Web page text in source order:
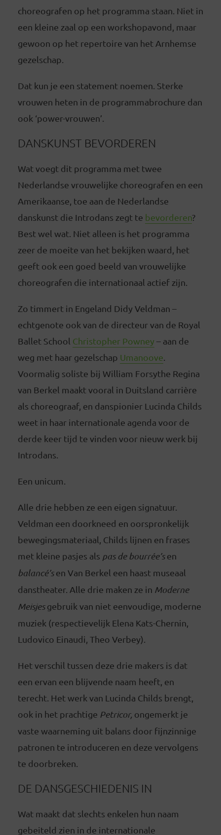
choreografen op het programma staan. Niet in
een kleine zaal op een workshopavond, maar
gewoon op het repertoire van het Arnhemse
gezelschap.
Dat kun je een statement noemen. Sterke
vrouwen heten in de programmabrochure dan
ook ‘power-vrouwen’.
DANSKUNST BEVORDEREN
Wat voegt dit programma met twee
Nederlandse vrouwelijke choreografen en een
Amerikaanse, toe aan de Nederlandse
danskunst die Introdans zegt te bevorderen?
Best wel wat. Niet alleen is het programma
zeer de moeite van het bekijken waard, het
geeft ook een goed beeld van vrouwelijke
choreografen die internationaal actief zijn.
Zo timmert in Engeland Didy Veldman –
echtgenote ook van de directeur van de Royal
Ballet School Christopher Powney– aan de
weg met haar gezelschap Umanoove
Voormalig soliste bij William Forsythe Regina
van Berkel maakt vooral in Duitsland carrière
als choreograaf, en danspionier Lucinda Childs
weet in haar internationale agenda voor de
derde keer tijd te vinden voor nieuw werk bij
Introdans.
Een unicum.
Alle drie hebben ze een eigen signatuur.
Veldman een doorkneed en oorspronkelijk
bewegingsmateriaal, Childs lijnen en frases
met kleine pasjes als pas de bourrée’sen
balancé’sen Van Berkel een haast museaal
danstheater. Alle drie maken ze in Moderne
Meisjesgebruik van niet eenvoudige, moderne
muziek (respectievelijk Elena Kats-Chernin,
Ludovico Einaudi, Theo Verbey).
Het verschil tussen deze drie makers is dat
een ervan een blijvende naam heeft, en
terecht. Het werk van Lucinda Childs brengt,
ook in het prachtige Petricor, ongemerkt je
vaste waarneming uit balans door fijnzinnige
patronen te introduceren en deze vervolgens
te doorbreken.
DE DANSGESCHIEDENIS IN
Wat maakt dat slechts enkelen hun naam
gebeiteld zien in de internationale